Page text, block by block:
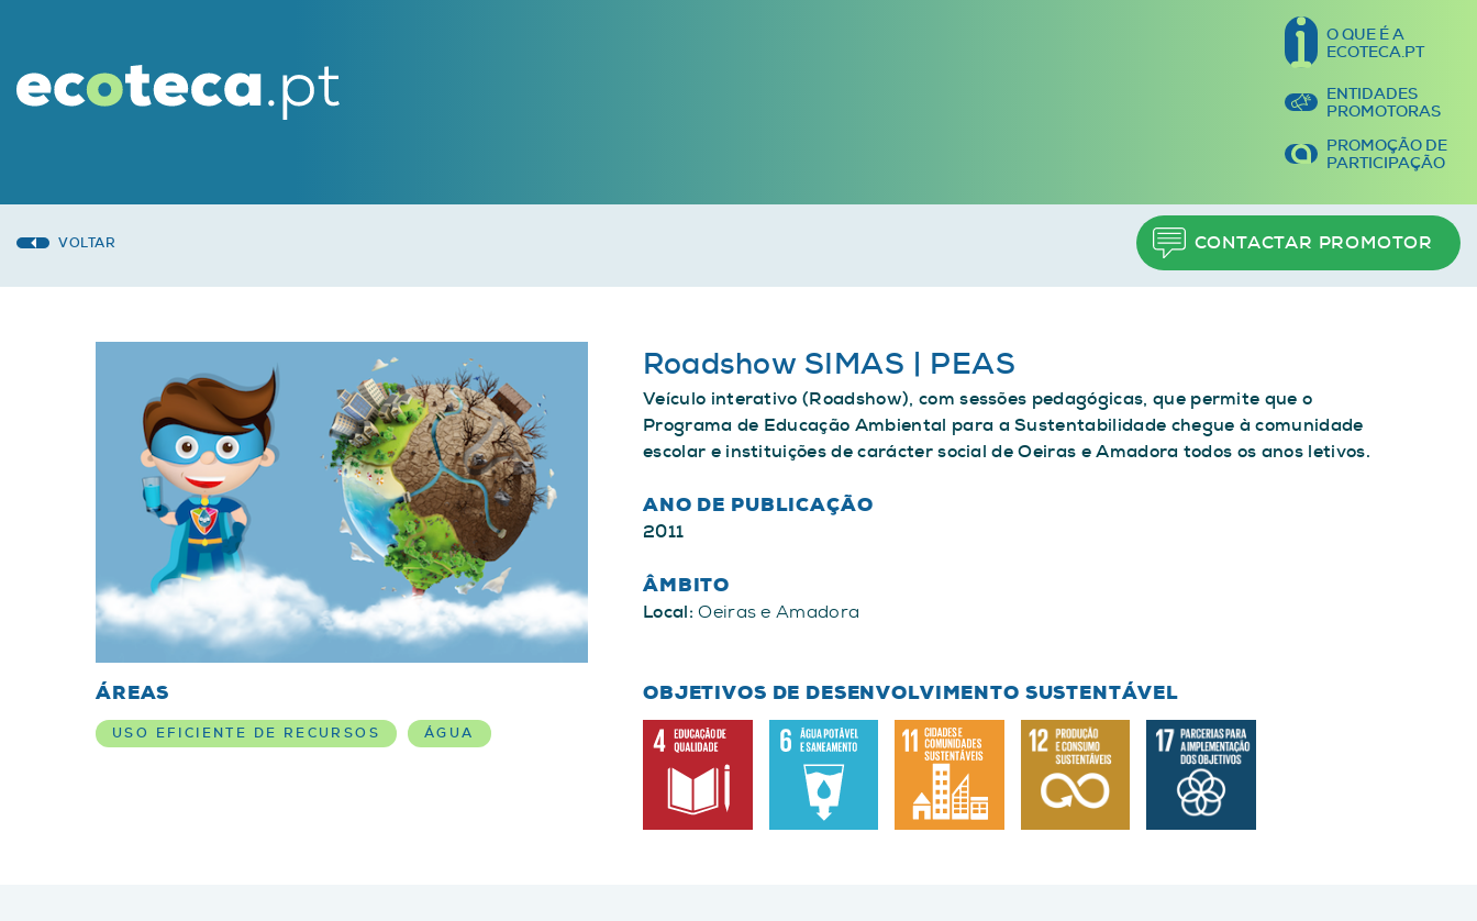
O QUE É A
ECOTECA.PT
ENTIDADES
PROMOTORAS
PROMOÇÃO DE
PARTICIPAÇÃO
VOLTAR CONTACTAR PROMOTOR
Roadshow SIMAS | PEAS
Veículo interativo (Roadshow), com sessões pedagógicas, que permite que o
Programa de Educação Ambiental para a Sustentabilidade chegue à comunidade
escolar e instituições de carácter social de Oeiras e Amadora todos os anos letivos.
ANO DE PUBLICAÇÃO
2011
ÂMBITO
Local: Oeiras e Amadora
ÁREAS
USO EFICIENTE DE RECURSOS ÁGUA
OBJETIVOS DE DESENVOLVIMENTO SUSTENTÁVEL